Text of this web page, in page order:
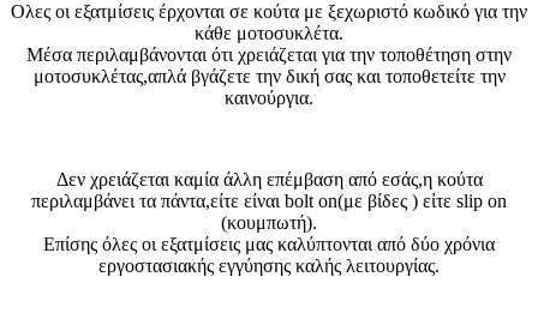
Ολες οι εξατμίσεις έρχονται σε κούτα με ξεχωριστό κωδικό για την
κάθε μοτοσυκλέτα.
Μέσα περιλαμβάνονται ότι χρειάζεται για την τοποθέτηση στην
μοτοσυκλέτας,απλά βγάζετε την δική σας και τοποθετείτε την
καινούργια.
Δεν χρειάζεται καμία άλλη επέμβαση από εσάς,η κούτα
περιλαμβάνει τα πάντα,είτε είναι bolt on(με βίδες ) εἰτε slip on
(κουμπωτή).
Επίσης όλες οι εξατμίσεις μας καλύπτονται από δύο χρόνια
εργοστασιακής εγγύησης καλής λειτουργίας.